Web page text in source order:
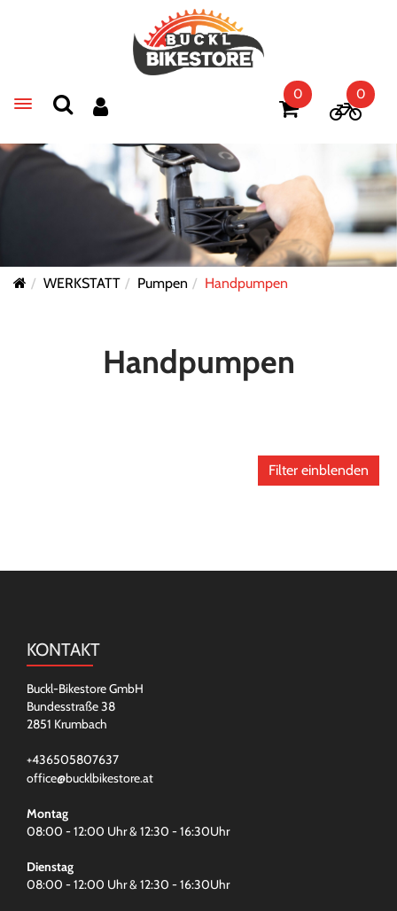
Toggle navigation
0 0
WERKSTATT Pumpen Handpumpen
Handpumpen
Filter einblenden
KONTAKT
Buckl-Bikestore GmbH
Bundesstraße 38
2851 Krumbach
+436505807637
office@bucklbikestore.at
Montag
08:00 - 12:00 Uhr & 12:30 - 16:30Uhr
Dienstag
08:00 - 12:00 Uhr & 12:30 - 16:30Uhr